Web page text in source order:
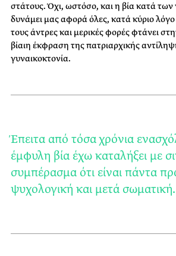
στάτους. Όχι, ωστόσο, και η βία κατά
δυνάμει μας αφορά όλες, κατά κύριο
τους άντρες και μερικές φορές φτάνει
βίαιη έκφραση της πατριαρχικής
γυναικοκτονία.
Έπειτα από τόσα χρόνια
έμφυλη βία έχω καταλήξει με
συμπέρασμα ότι είναι πάντα
ψυχολογική και μετά σωματική.